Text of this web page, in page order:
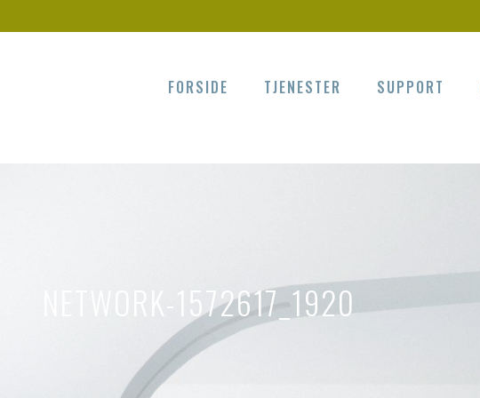
FORSIDE TJENESTER SUPPORT
NETWORK-1572617_1920